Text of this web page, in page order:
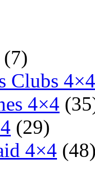
(7)
Clubs 4×4
4×4
(29)
4×4